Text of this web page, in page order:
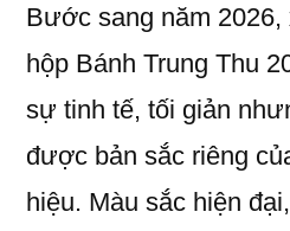
Bước sang năm
hộp Bánh Trung Thu
sự tinh tế, tối giản
được bản sắc riêng
hiệu. Màu sắc hiện